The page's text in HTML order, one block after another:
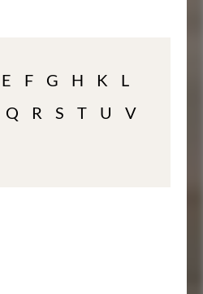
E F G H K
L
Q R S T U
V